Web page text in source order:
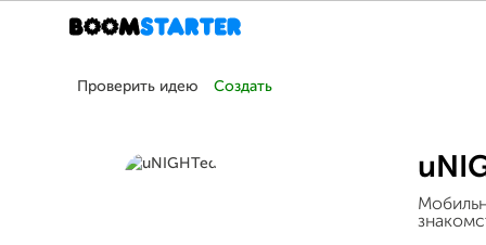
Проверить идею Создать